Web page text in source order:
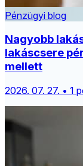
Pénzügyi blog
Nagyobb
lakáscsere
mellett
2026. 07. 27. • 1